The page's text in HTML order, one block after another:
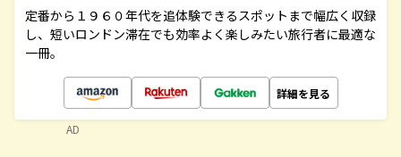
定番から１９６０年代を追体験できるスポットまで幅広く収録
し、短いロンドン滞在でも効率よく楽しみたい旅行者に最適な
一冊。
詳細を見る
AD